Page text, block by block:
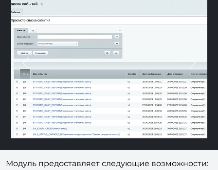
Previous Next
Модуль предоставляет следующие возможности: